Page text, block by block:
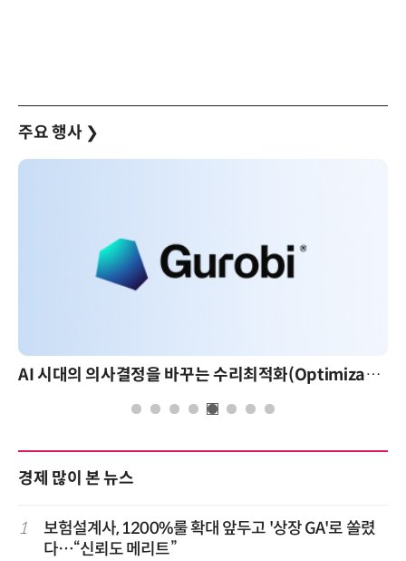
주요 행사 ❯
AI 시대의 의사결정을 바꾸는 수리최적화(Optimization): 실제 산업 적용 사례와 활용 전략
경제 많이 본 뉴스
1
보험설계사, 1200%룰 확대 앞두고 '상장 GA'로 쏠렸
다…“신뢰도 메리트”